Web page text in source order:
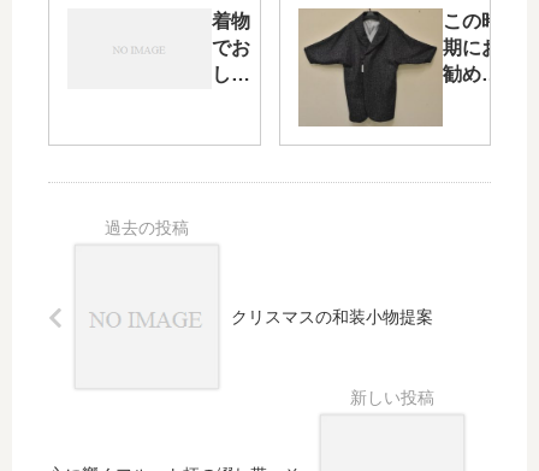
そし
てお
客様
図る
ィネ
ー
ト・
魅力
着物
でお
しゃ
「お
この時
期にお
勧めし
「和装
寒コー
クリスマスの和装小物提案